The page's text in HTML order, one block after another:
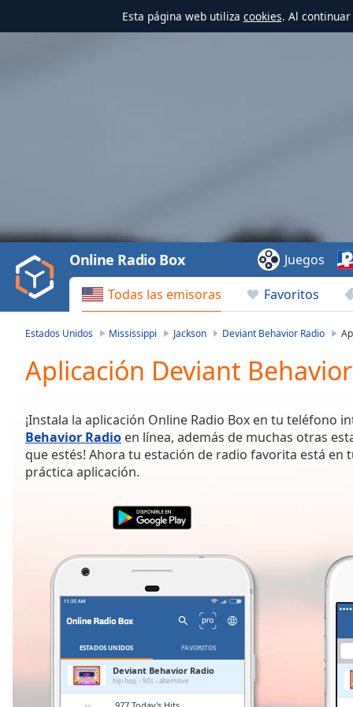
Esta página web utiliza cookies. Al
Play
Video
Play
Backward
Skip
Current
Time0:00
Duration
-:-
Loaded:
0.00%
Stream
Remaining
Todas las emisoras Favoritos
Online Radio Box Juegos
Estados Unidos Mississippi Jackson Deviant Behavior Radio
Aplicación Deviant
¡Instala la aplicación Online Radio Box en tu teléfono
Behavior Radio en línea, además de muchas otras
que estés! Ahora tu estación de radio favorita está en
práctica aplicación.
ESTADOS UNIDOS FAVORITOS
Deviant Behavior Radio
hip-hop 90s alternitive
.977 Today's Hits